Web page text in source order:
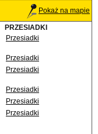
Pokaż na mapie
PRZESIADKI
Przesiadki
Przesiadki
Przesiadki
Przesiadki
Przesiadki
Przesiadki